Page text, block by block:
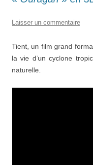
Laisser un commentaire
Tient, un film grand
la vie d’un cyclone
naturelle.